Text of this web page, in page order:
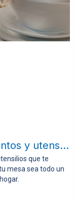
Lista de complementos y utensilios para la mesa
que te
mesa sea todo un